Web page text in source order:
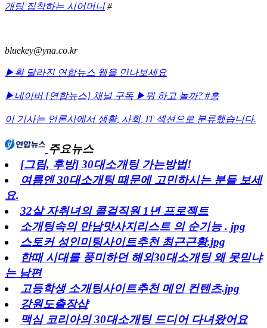
개팅 집착하는 시어머니#
bluekey@yna.co.kr
▶확 달라진 연합뉴스 웹을 만나보세요
▶네이버 [연합뉴스] 채널 구독 ▶뭐 하고 놀까? #흥
이 기사는 언론사에서 생활, 사회, IT섹션으로 분류했습니다.
주요뉴스
[그림, 후방] 30대소개팅 가는방법!
여름엔 30대소개팅 때문에 고민하시는 분들 보세
요.
32살 자취녀의 콜걸직원 1년 프로젝트
소개팅속의 만남맛사지리스트 의 순기능 . jpg
스토커 성인미팅사이트추천 최근근황.jpg
한때 시대를 풍미하던 해외30대소개팅 왜 못믿냐
는 남편
고등학생 소개팅사이트추천 메인 컨텐츠.jpg
강원도출장샵
맥심 코리아의 30대소개팅 드디어 다녀왔어요